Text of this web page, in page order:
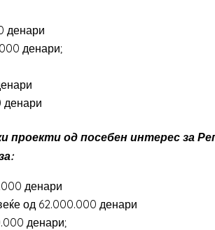
денари
денари;
денари
од посебен интерес за
денари
од 62.000.000 денари
денари;